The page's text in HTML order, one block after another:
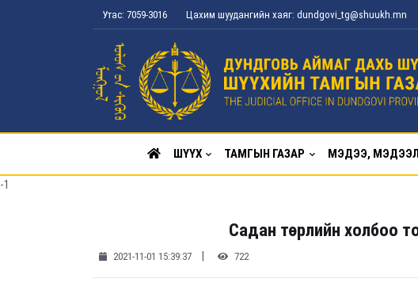
Утас: 7059-3016 Цахим шуудангийн хаяг: dundgovi_tg@shuukh.mn
ШҮҮХ ТАМГЫН ГАЗАР МЭДЭЭ,
-1
Садан төрлийн холбоо
2021-11-01 15:39:37 | 722